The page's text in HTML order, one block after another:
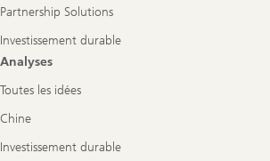
Partnership Solutions
Investissement durable
Analyses
Toutes les idées
Chine
Investissement durable